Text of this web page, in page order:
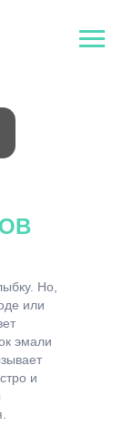
Но,
или
эмали
и